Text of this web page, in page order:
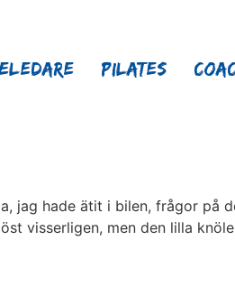
Pilates
jag hade ätit i bilen, frågor på
visserligen, men den lilla